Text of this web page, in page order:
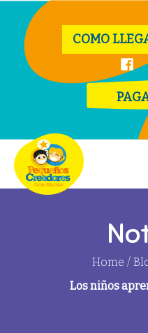
COMO
Home /
Los niños